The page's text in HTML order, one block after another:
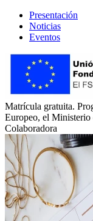
Presentación
Noticias
Eventos
Matrícula gratuita.
Europeo, el
Colaboradora